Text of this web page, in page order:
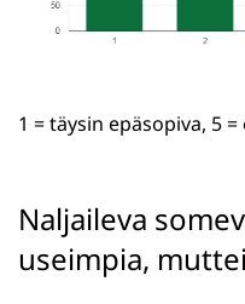
1 = täysin epäsopiva, 5
Naljaileva
useimpia,